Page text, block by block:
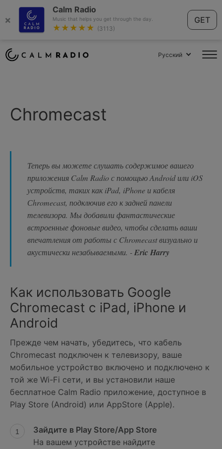
×
Calm Radio
Music that helps you get through the day.
★★★★★ (3113)
GET
Русский
Chromecast
Теперь вы можете слушать содержимое вашего
приложения Calm Radio с помощью Android или iOS
устройств, таких как iPad, iPhone и кабеля
Сhromecast, подключив его к задней панели
телевизора. Мы добавили фантастические
встроенные фоновые видео, чтобы сделать ваши
впечатления от работы с Chromecast визуально и
акустически незабываемыми. -Eric Harry
Как использовать Google
Chromecast с iPad, iPhone и
Android
Прежде чем начать, убедитесь, что кабель
Сhromecast подключен к телевизору, ваше
мобильное устройство включено и подключено к
той же Wi-Fi сети, и вы установили наше
бесплатное Calm Radio приложение, доступное в
Play Store (Android) или AppStore (Apple).
Зайдите в Play Store/App Store
На вашем устройстве найдите